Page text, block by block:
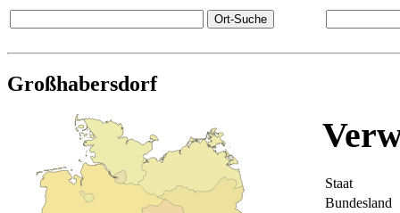
Großhabersdorf
Staat
Bundesland